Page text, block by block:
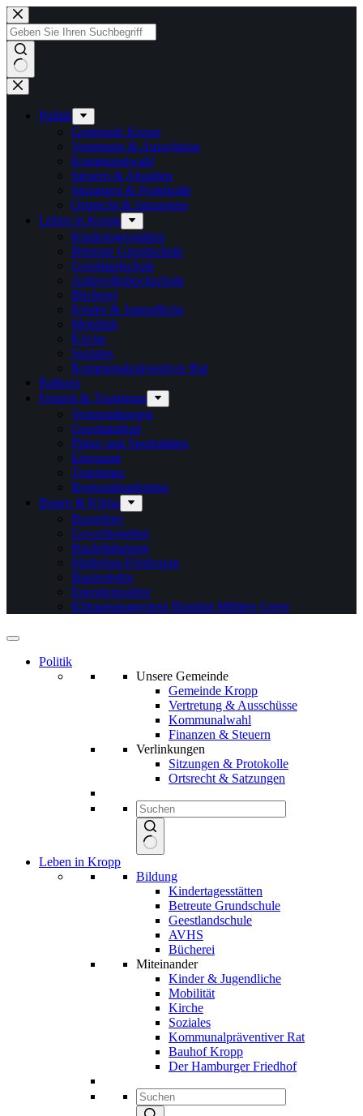
Zum
Inhalt
springen
Keine
Ergebnisse
Politik
Gemeinde Kropp
Vertretung & Ausschüsse
Kommunalwahl
Steuern & Abgaben
Sitzungen & Protokolle
Ortsrecht & Satzungen
Leben in Kropp
Kindertagesstätten
Betreute Grundschule
Geestlandschule
Amtsvolkshochschule
Bücherei
Kinder & Jugendliche
Mobilität
Kirche
Soziales
Kommunalpräventiver Rat
Rathaus
Freizeit & Tourismus
Veranstaltungen
Geestlandbad
Plätze und Sportstätten
Ehrenamt
Tourismus
Regionalmarketing
Bauen & Klima
Baugebiet
Gewerbegebiet
Bauleitplanung
Städtebau-Förderung
Bauprojekte
Energiemonitor
Klimamanagement Bündnis Mittlere Geest
Politik
Unsere Gemeinde
Gemeinde Kropp
Vertretung & Ausschüsse
Kommunalwahl
Finanzen & Steuern
Verlinkungen
Sitzungen & Protokolle
Ortsrecht & Satzungen
Ergebnisse
Leben in Kropp
Bildung
Kindertagesstätten
Betreute Grundschule
Geestlandschule
AVHS
Bücherei
Miteinander
Kinder & Jugendliche
Mobilität
Kirche
Soziales
Kommunalpräventiver Rat
Bauhof Kropp
Der Hamburger Friedhof